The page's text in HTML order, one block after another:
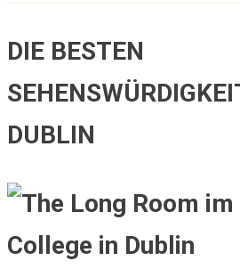
DIE BESTEN
DUBLIN